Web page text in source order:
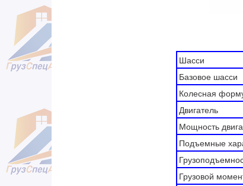
Шасси
Базовое шасси
Колесная
Двигатель
Мощность
Подъемные
Грузовой